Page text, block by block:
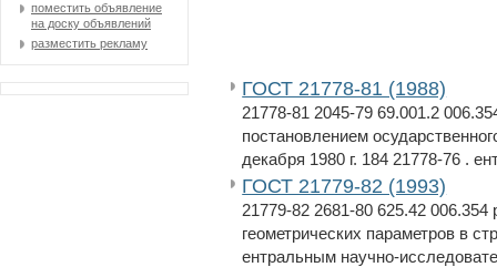
поместить объявление
на доску объявлений
разместить рекламу
ГОСТ 21778-81 (1988)
21778-81 2045-79 69.001.2
постановлением
декабря 1980 г. 184 21778-76 .
ГОСТ 21779-82 (1993)
21779-82 2681-80 625.42 006.354
геометрических параметров в
ентральным научно-